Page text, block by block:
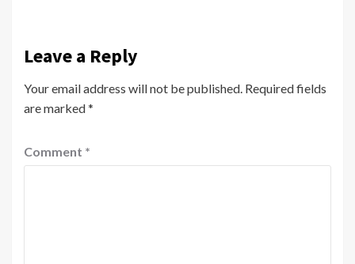
Leave a Reply
Your email address will not be published. Required fields
are marked*
Comment *